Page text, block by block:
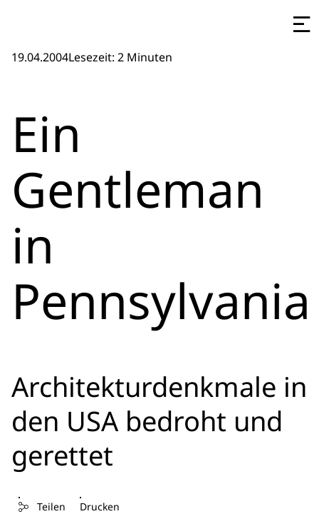
19.04.2004Lesezeit: 2 Minuten
Ein
Gentleman
in
Pennsylvania
Architekturdenkmale in
den USA bedroht und
gerettet
Teilen Drucken